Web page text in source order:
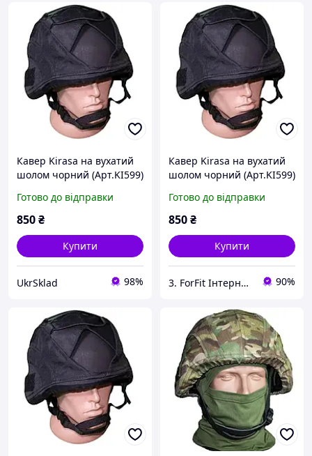
Кавер Kirasa на вухатий
шолом чорний (Арт.KI599)
Готово до відправки
850₴
Купити
UkrSklad 98%
Кавер Kirasa на вухатий
шолом чорний (Арт.KI599)
стропи забеспечують
максимальне прилягання
Готово до відправки
850₴
Купити
3. ForFit Інтернет-магазин спортивних товарів 90%